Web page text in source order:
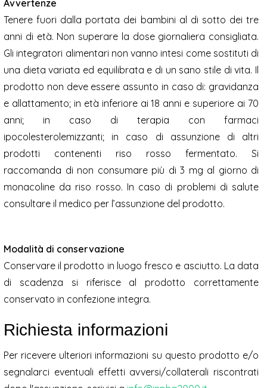
Avvertenze
Tenere fuori dalla portata dei bambini al di sotto dei tre
anni di età. Non superare la dose giornaliera consigliata.
Gli integratori alimentari non vanno intesi come sostituti di
una dieta variata ed equilibrata e di un sano stile di vita. Il
prodotto non deve essere assunto in caso di: gravidanza
e allattamento; in età inferiore ai 18 anni e superiore ai 70
anni; in caso di terapia con farmaci
ipocolesterolemizzanti; in caso di assunzione di altri
prodotti contenenti riso rosso fermentato. Si
raccomanda di non consumare più di 3 mg al giorno di
monacoline da riso rosso. In caso di problemi di salute
consultare il medico per l’assunzione del prodotto.
Modalità di conservazione
Conservare il prodotto in luogo fresco e asciutto. La data
di scadenza si riferisce al prodotto correttamente
conservato in confezione integra.
Richiesta informazioni
Per ricevere ulteriori informazioni su questo prodotto e/o
segnalarci eventuali effetti avversi/collaterali riscontrati